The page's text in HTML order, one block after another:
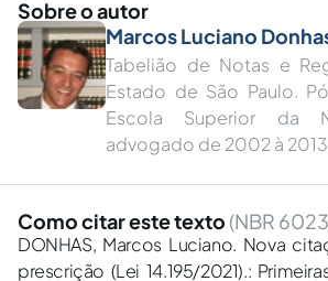
Sobre o autor
Marcos Luciano
Tabelião de Notas e
Estado de São Paulo.
Escola Superior da
advogado de 2002 à
Como citar este texto (NBR
DONHAS, Marcos Luciano. Nova
prescrição (Lei 14.195/2021).: